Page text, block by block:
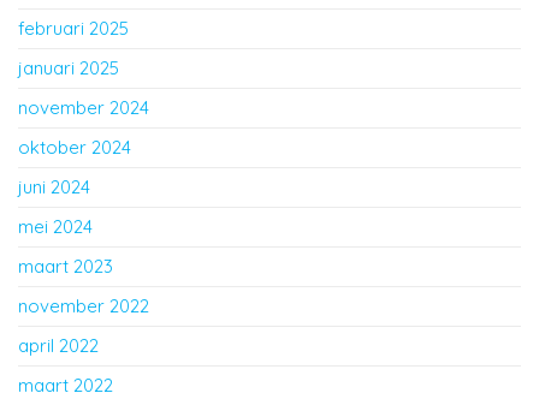
februari 2025
januari 2025
november 2024
oktober 2024
juni 2024
mei 2024
maart 2023
november 2022
april 2022
maart 2022